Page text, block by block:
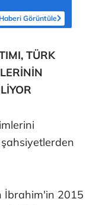
Haberi Görüntüle
TÜRK
İbrahim'in 2015